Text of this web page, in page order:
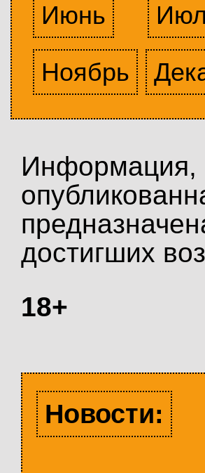
Июнь
Ноябрь
Информация,
достигших
18+
Новости: